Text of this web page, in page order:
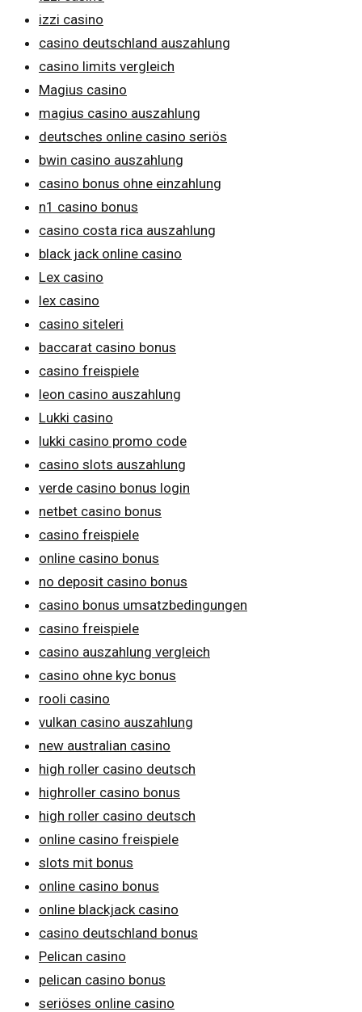
izzi casino
casino deutschland auszahlung
casino limits vergleich
Magius casino
magius casino auszahlung
deutsches online casino seriös
bwin casino auszahlung
casino bonus ohne einzahlung
n1 casino bonus
casino costa rica auszahlung
black jack online casino
Lex casino
lex casino
casino siteleri
baccarat casino bonus
casino freispiele
leon casino auszahlung
Lukki casino
lukki casino promo code
casino slots auszahlung
verde casino bonus login
netbet casino bonus
casino freispiele
online casino bonus
no deposit casino bonus
casino bonus umsatzbedingungen
casino freispiele
casino auszahlung vergleich
casino ohne kyc bonus
rooli casino
vulkan casino auszahlung
new australian casino
high roller casino deutsch
highroller casino bonus
high roller casino deutsch
online casino freispiele
slots mit bonus
online casino bonus
online blackjack casino
casino deutschland bonus
Pelican casino
pelican casino bonus
seriöses online casino